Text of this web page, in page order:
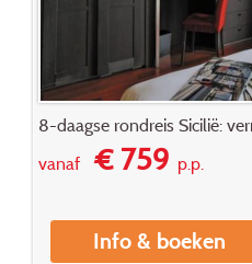
8-daagse rondreis Sicilië:
vanaf€ 759p.p.
Info & boeken